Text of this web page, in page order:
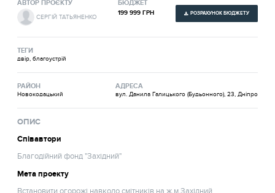
АВТОР ПРОЄКТУ
СЕРГІЙ ТАТЬЯНЕНКО
БЮДЖЕТ
199 999 ГРН РОЗРАХУНОК БЮДЖЕТУ
ТЕГИ
двір, благоустрій
РАЙОН
Новокодацький
АДРЕСА
вул. Данила Галицького (Будьонного), 23, Дніпро
ОПИС
Співавтори
Благодійний фонд "Західний"
Мета проекту
Встановити огорожі навколо смітників на ж,м.Західний